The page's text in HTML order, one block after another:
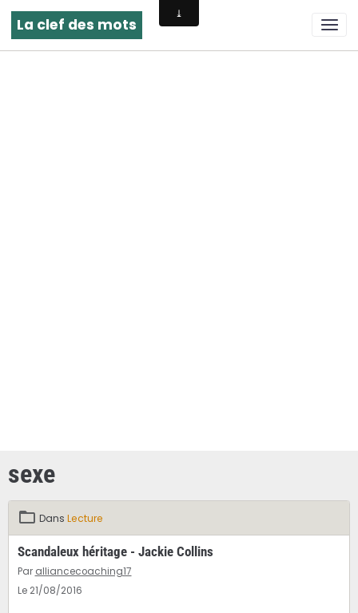
La clef des mots
sexe
Dans Lecture
Scandaleux héritage - Jackie Collins
Par alliancecoaching17
Le 21/08/2016